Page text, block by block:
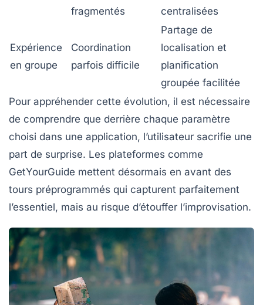
fragmentés
centralisées
Expérience
en groupe
Coordination
parfois difficile
Partage de
localisation et
planification
groupée facilitée
Pour appréhender cette évolution, il est nécessaire
de comprendre que derrière chaque paramètre
choisi dans une application, l’utilisateur sacrifie une
part de surprise. Les plateformes comme
GetYourGuide mettent désormais en avant des
tours préprogrammés qui capturent parfaitement
l’essentiel, mais au risque d’étouffer l’improvisation.